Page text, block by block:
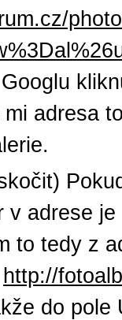
adresa
v adrese
to tedy z
http://
do